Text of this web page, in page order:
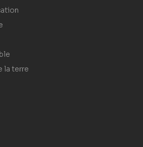
la terre